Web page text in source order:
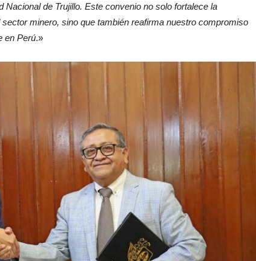
de Trujillo. Este convenio no solo fortalece la
minero, sino que también reafirma nuestro compromiso
en Perú.»